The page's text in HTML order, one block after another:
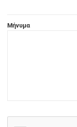
Μήνυμα